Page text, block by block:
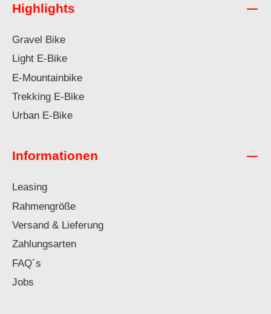
Highlights
Gravel Bike
Light E-Bike
E-Mountainbike
Trekking E-Bike
Urban E-Bike
Informationen
Leasing
Rahmengröße
Versand & Lieferung
Zahlungsarten
FAQ´s
Jobs